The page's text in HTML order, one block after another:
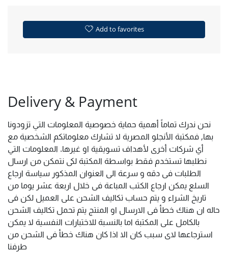
Add to favorites
Delivery & Payment
نحن ندرك تماماً أهمية حماية خصوصية المعلومات التي تزودونا
بها, فمكتبة الأنجلو المصرية لا تشارك معلوماتكم الشخصية مع
أي شركات أخرى لأهداف تسويقية او غيرها. المعلومات التي
نطلبها تستخدم فقط بواسطة المكتبة لكى نتمكن من ارسال
الطلبات فى دقه و سرعة الى العنوان المذكور سياسة ارجاع
السلع يمكن ارجاع الكتب المباعة فى خلال اربعة عشر يوما من
تاريخ الشراء و يتم حساب تكاليف الشحن على العميل لكن فى
حاله ان هناك خطأ فى الارسال او المنتج يتم تحمل تكاليف الشحن
بالكامل على المكتبة اما بالنسبة للاختبارات النفسية لا يمكن
استرجاعها لاى سبب كان الا اذا كان هناك خطأ فى الشحن من
طرفنا